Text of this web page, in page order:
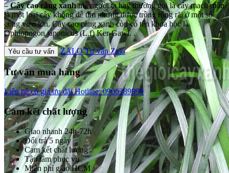
–Cây cao cẳng xanhmà người ta hay thường gọi là cây mach môn
là một loại cây không dễ tìm nhưng được trồng rộng rãi ở một số
công viên lớn. Cây cao cẳng xanh còn có tên khoa học là
Ophiopogon japonicus (L.f) Ker-Gawl. .
Yêu cầu tư vấn ZALO Tư vấn Zalo
Tư vấn mua hàng
Liên hệ có giá ưu đãiHotline: 0906389990
Cam kết chất lượng
Giao nhanh 24h-72h
Đổi trả 5 ngày
Cam kết chất lượng
Tận tâm phục vụ
Miễn phí giao HCM